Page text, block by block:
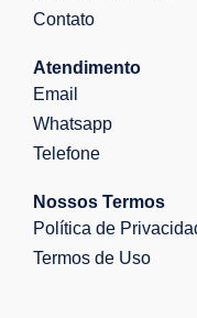
Contato
Atendimento
Email
Whatsapp
Telefone
Nossos Termos
Política de
Termos de Uso